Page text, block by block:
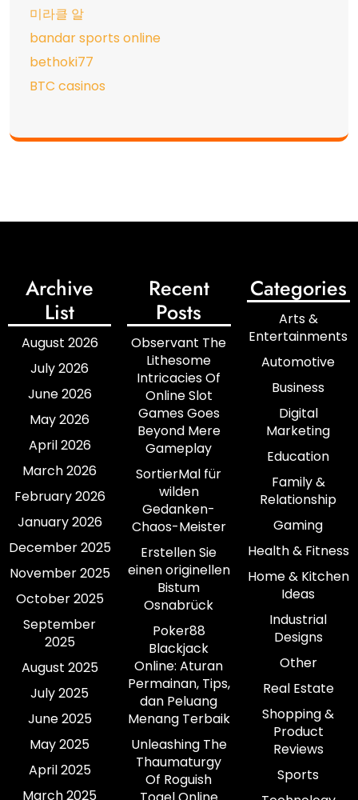
미라클 알
bandar sports online
bethoki77
BTC casinos
Archive
List
August 2026
July 2026
June 2026
May 2026
April 2026
March 2026
February 2026
January 2026
December 2025
November 2025
October 2025
September
2025
August 2025
July 2025
June 2025
May 2025
April 2025
March 2025
Recent
Posts
Observant The
Lithesome
Intricacies Of
Online Slot
Games Goes
Beyond Mere
Gameplay
SortierMal für
wilden
Gedanken-
Chaos-Meister
Erstellen Sie
einen originellen
Bistum
Osnabrück
Poker88
Blackjack
Online: Aturan
Permainan, Tips,
dan Peluang
Menang Terbaik
Unleashing The
Thaumaturgy
Of Roguish
Categories
Arts &
Entertainments
Automotive
Business
Digital
Marketing
Education
Family &
Relationship
Gaming
Health & Fitness
Home & Kitchen
Ideas
Industrial
Designs
Other
Real Estate
Shopping &
Product
Reviews
Sports